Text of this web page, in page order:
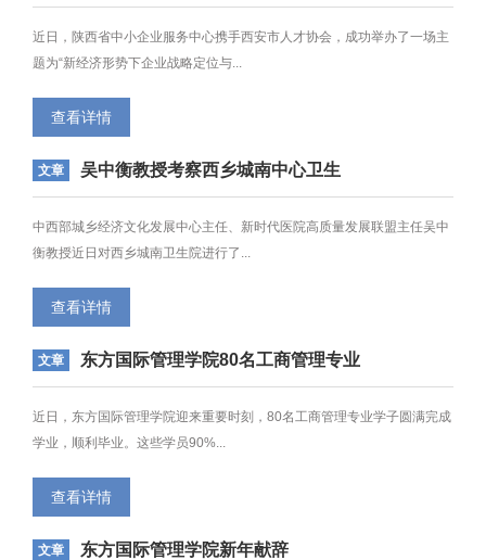
近日，陕西省中小企业服务中心携手西安市人才协会，成功举办了一场主
题为“新经济形势下企业战略定位与...
查看详情
文章
吴中衡教授考察西乡城南中心卫生
中西部城乡经济文化发展中心主任、新时代医院高质量发展联盟主任吴中
衡教授近日对西乡城南卫生院进行了...
查看详情
文章
东方国际管理学院80名工商管理专业
近日，东方国际管理学院迎来重要时刻，80名工商管理专业学子圆满完成
学业，顺利毕业。这些学员90%...
查看详情
文章 东方国际管理学院新年献辞